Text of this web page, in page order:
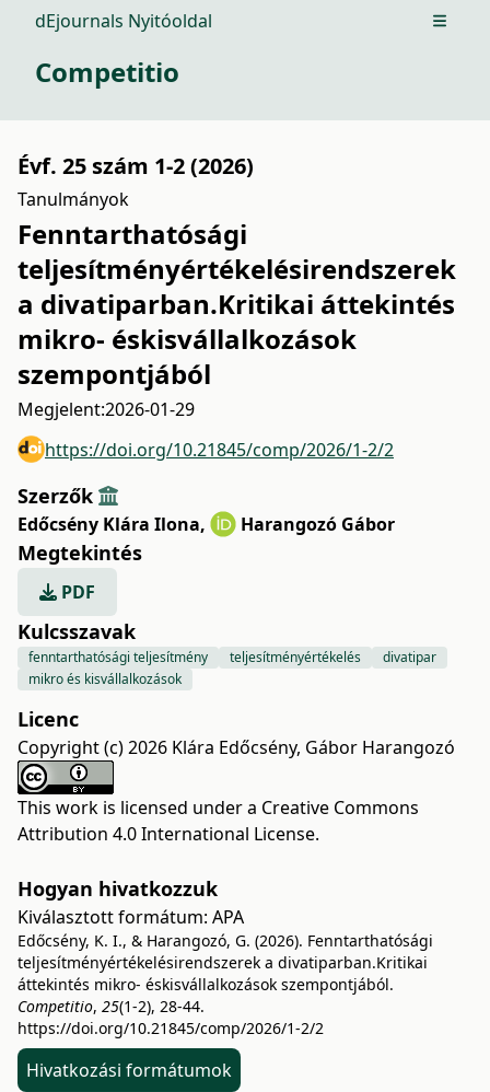
dEjournals Nyitóoldal Open
Competitio
Évf. 25 szám 1-2 (2026)
Tanulmányok
Fenntarthatósági
teljesítményértékelésirendszerek
a divatiparban.Kritikai áttekintés
mikro- éskisvállalkozások
szempontjából
Megjelent:2026-01-29
https://doi.org/10.21845/comp/2026/1-2/2
Szerzők
Edőcsény Klára Ilona, Harangozó Gábor
Megtekintés
PDF
Kulcsszavak
fenntarthatósági teljesítmény teljesítményértékelés
divatipar
mikro és kisvállalkozások
Licenc
Copyright (c) 2026 Klára Edőcsény, Gábor Harangozó
This work is licensed under a Creative Commons
Attribution 4.0 International License.
Hogyan hivatkozzuk
Kiválasztott formátum: APA
Edőcsény, K. I., & Harangozó, G. (2026). Fenntarthatósági
teljesítményértékelésirendszerek a divatiparban.Kritikai
áttekintés mikro- éskisvállalkozások szempontjából.
Competitio, 25(1-2), 28-44.
https://doi.org/10.21845/comp/2026/1-2/2
Hivatkozási formátumok